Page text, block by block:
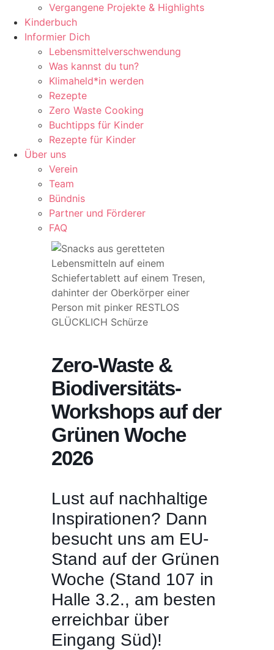
Vergangene Projekte & Highlights
Kinderbuch
Informier Dich
Lebensmittelverschwendung
Was kannst du tun?
Klimaheld*in werden
Rezepte
Zero Waste Cooking
Buchtipps für Kinder
Rezepte für Kinder
Über uns
Verein
Team
Bündnis
Partner und Förderer
FAQ
Zero-Waste &
Biodiversitäts-
Workshops auf der
Grünen Woche
2026
Lust auf nachhaltige
Inspirationen? Dann
besucht uns am EU-
Stand auf der Grünen
Woche (Stand 107 in
Halle 3.2., am besten
erreichbar über
Eingang Süd)!